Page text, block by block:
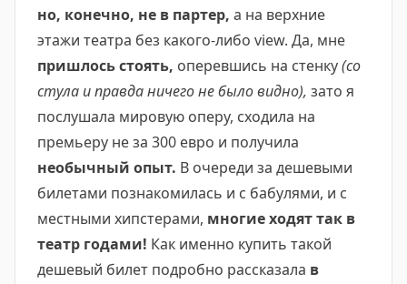
но, конечно, не в партер, а на верхние
этажи театра без какого-либо view. Да, мне
пришлось стоять, оперевшись на стенку(со
стула и правда ничего не было видно), зато я
послушала мировую оперу, сходила на
премьеру не за 300 евро и получила
необычный опыт. В очереди за дешевыми
билетами познакомилась и с бабулями, и с
местными хипстерами, многие ходят так в
театр годами! Как именно купить такой
дешевый билет подробно рассказала в